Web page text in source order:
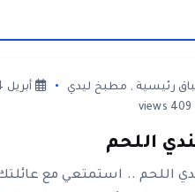
رئيسية , مطبخ ليدي
أبريل 24, 2020
اللحم
اللحم .. استمتعي مع